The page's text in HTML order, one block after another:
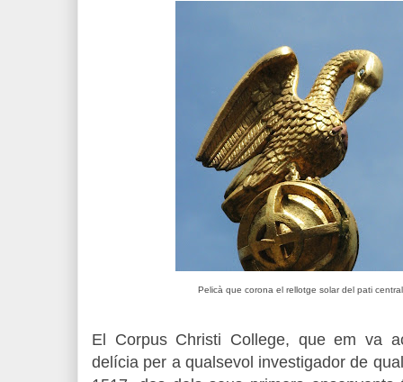
Pelicà que corona el rellotge solar del pati
El Corpus Christi College, que em va
delícia per a qualsevol investigador de